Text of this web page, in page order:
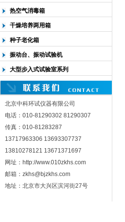
热空气消毒箱
干燥培养两用箱
种子老化箱
振动台、振动试验机
大型步入式试验室系列
北京中科环试仪器有限公司
电话：010-81290302 81290307
传真：010-81283287
13717963306 13693307737
13810278121 13671371697
网址：http://www.010zkhs.com
邮箱：zkhs@bjzkhs.com
地址：北京市大兴区滨河街27号